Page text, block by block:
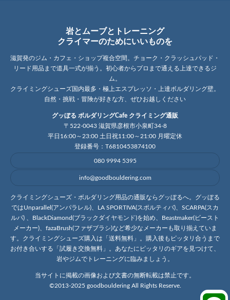
岩とムーブとトレーニング
クライマーのためにいいものを
滋賀発のジム・カフェ・ショップ複合空間。チョーク・クラッシュパッド・
リード用品まで道具一式が揃う。初心者からプロまで通える上達できるジ
ム。
クライミングシューズ国内最多・極上エスプレッソ・上達ボルダリング壁。
自然・挑戦・冒険が好きな方、ぜひお越しください
グッぼる ボルダリングCafe クライミング通販
〒522-0043 滋賀県彦根市小泉町34-8
平日16:00～23:00 土日祝11:00～21:00 月曜定休
登録番号：T6810453874100
080 9994 5395
info@goodbouldering.com
クライミングシューズ・ボルダリング用品の通販ならグッぼるへ。グッぼる
ではUnparallel(アンパラレル)、LA SPORTIVA(スポルティバ)、SCARPA(スカ
ルパ) 、BlackDiamond(ブラックダイヤモンド)を始め、Beastmaker(ビースト
メーカー)、fazaBrush(ファザブラシ)など希少なメーカーも取り揃えていま
す。クライミングシューズ購入は「送料無料」。購入後もピッタリ合うまで
お付き合いする「試履き交換無料」。あなたにピッタリのギアを見つけて、
岩やジムでトレーニングに臨みましょう。
当サイトに掲載の画像および文書の無断転載は禁止です。
©2013-2025 goodbouldering All Rights Reserve.